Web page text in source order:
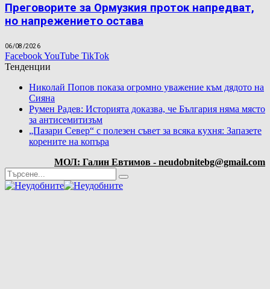
Преговорите за Ормузкия проток напредват,
но напрежението остава
06/08/2026
FacebookYouTube TikTok
Тенденции
Николай Попов показа огромно уважение към дядото на
Сияна
Румен Радев: Историята доказва, че България няма място
за антисемитизъм
„Пазари Север“ с полезен съвет за всяка кухня: Запазете
корените на копъра
МОЛ: Галин Евтимов - neudobnitebg@gmail.com